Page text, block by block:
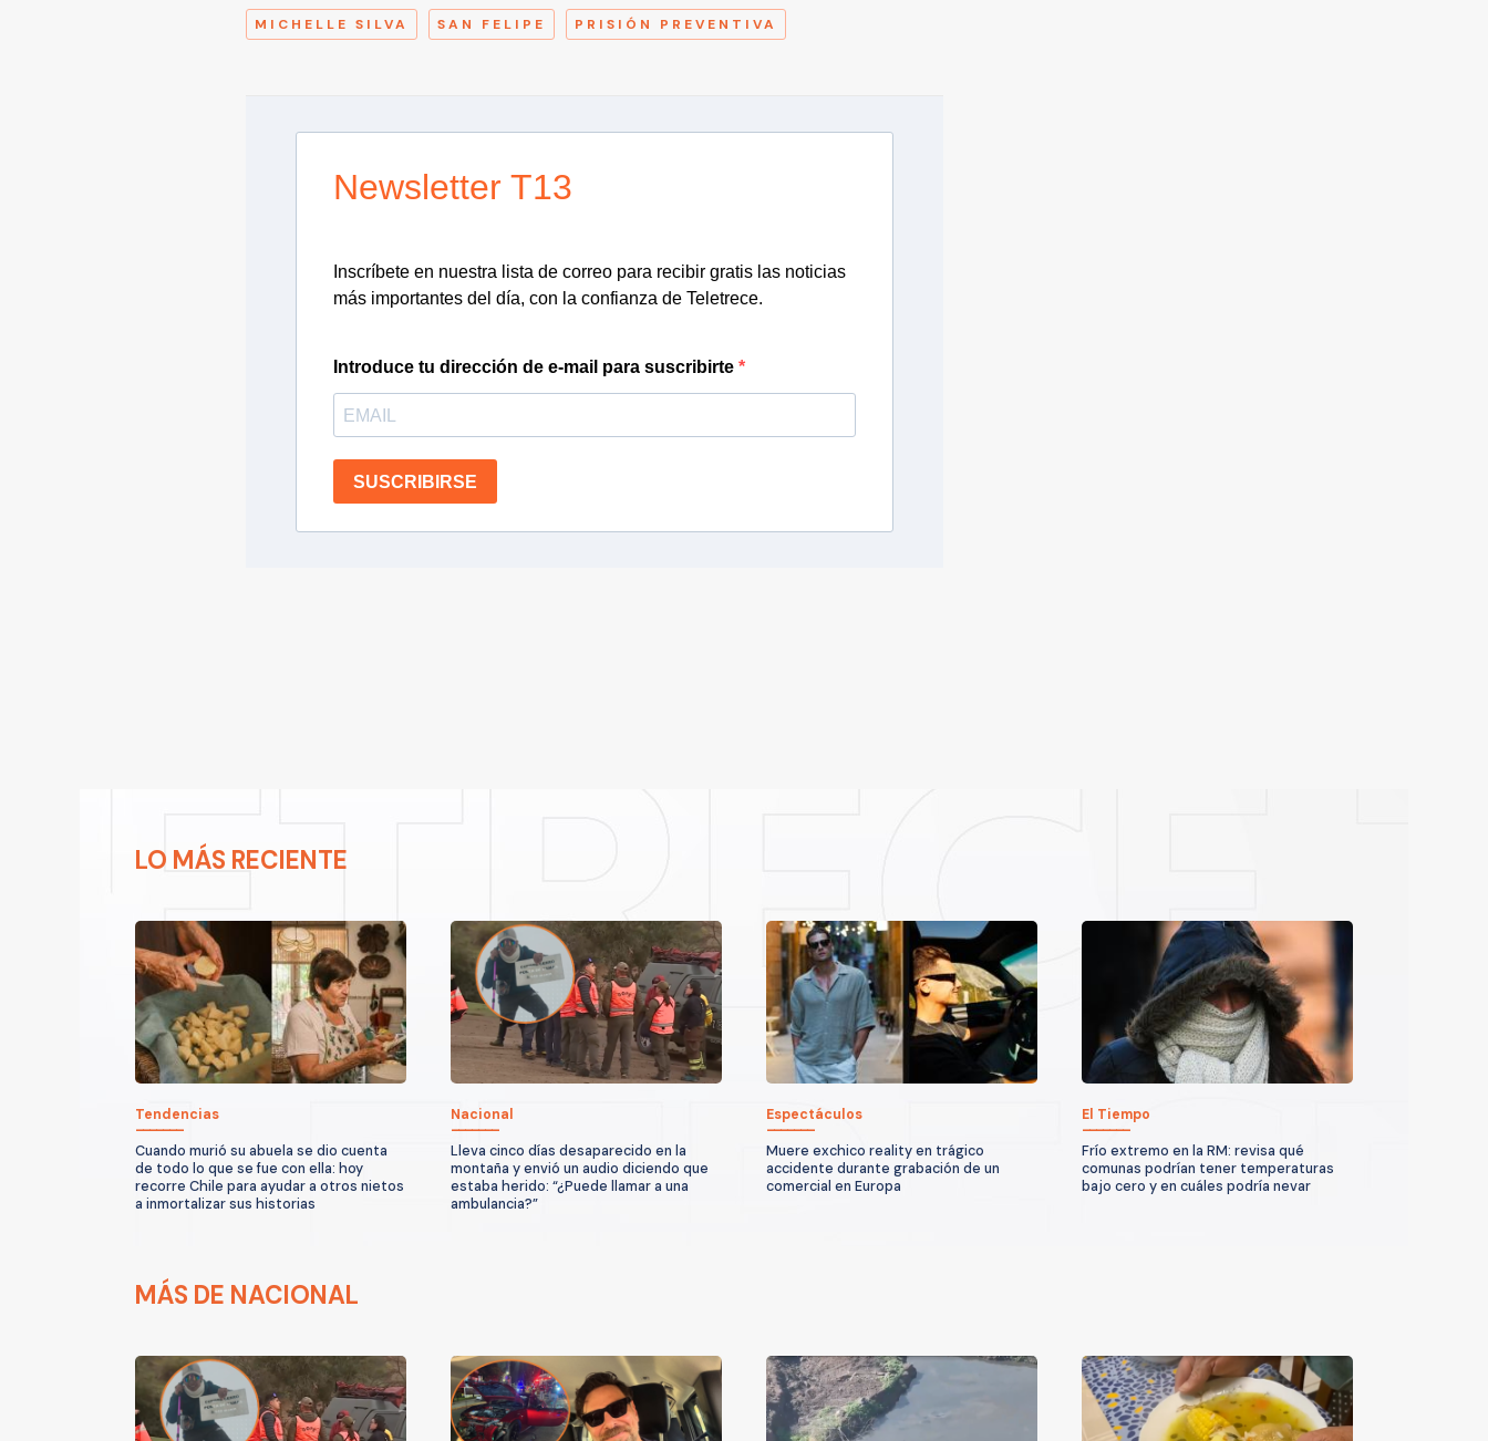
MICHELLE SILVA SAN FELIPE PRISIÓN PREVENTIVA
Newsletter T13
Inscríbete en nuestra lista de correo para recibir gratis las noticias
más importantes del día, con la confianza de Teletrece.
Introduce tu dirección de e-mail para suscribirte
SUSCRIBIRSE
LO MÁS RECIENTE
Tendencias
Cuando murió su abuela se dio cuenta
de todo lo que se fue con ella: hoy
recorre Chile para ayudar a otros nietos
a inmortalizar sus historias
Nacional
Lleva cinco días desaparecido en la
montaña y envió un audio diciendo que
estaba herido: “¿Puede llamar a una
ambulancia?”
Espectáculos
Muere exchico reality en trágico
accidente durante grabación de un
comercial en Europa
El Tiempo
Frío extremo en la RM: revisa qué
comunas podrían tener temperaturas
bajo cero y en cuáles podría nevar
MÁS DE NACIONAL